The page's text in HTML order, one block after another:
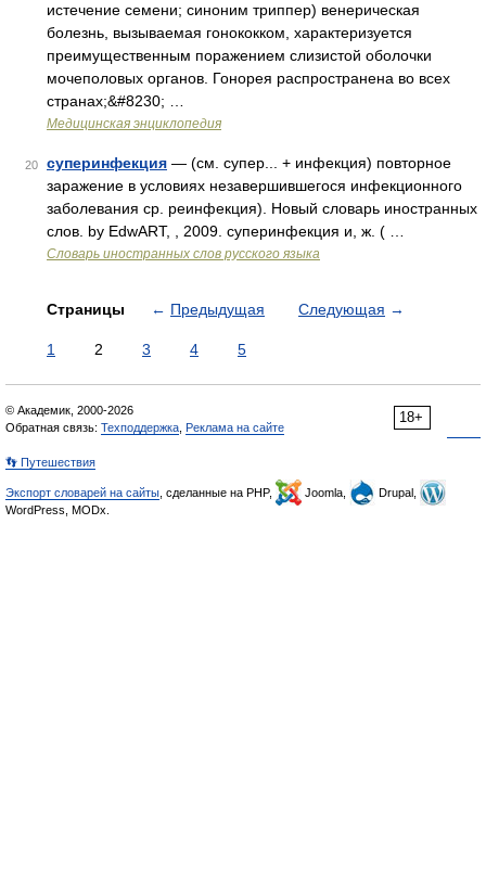
истечение семени; синоним триппер) венерическая
болезнь, вызываемая гонококком, характеризуется
преимущественным поражением слизистой оболочки
мочеполовых органов. Гонорея распространена во всех
странах;&#8230; …
Медицинская энциклопедия
20 суперинфекция — (см. супер... + инфекция) повторное
заражение в условиях незавершившегося инфекционного
заболевания ср. реинфекция). Новый словарь иностранных
слов. by EdwART, , 2009. суперинфекция и, ж. ( …
Словарь иностранных слов русского языка
Страницы ← Предыдущая Следующая →
1 2 3 4 5
18+
© Академик, 2000-2026
Обратная связь: Техподдержка Реклама на сайте
👣 Путешествия
Экспорт словарей на сайты , сделанные на PHP, Joomla,
Drupal,
WordPress, MODx.